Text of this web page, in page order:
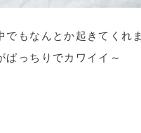
でもなんとか起きてくれ
ぱっちりでカワイイ～